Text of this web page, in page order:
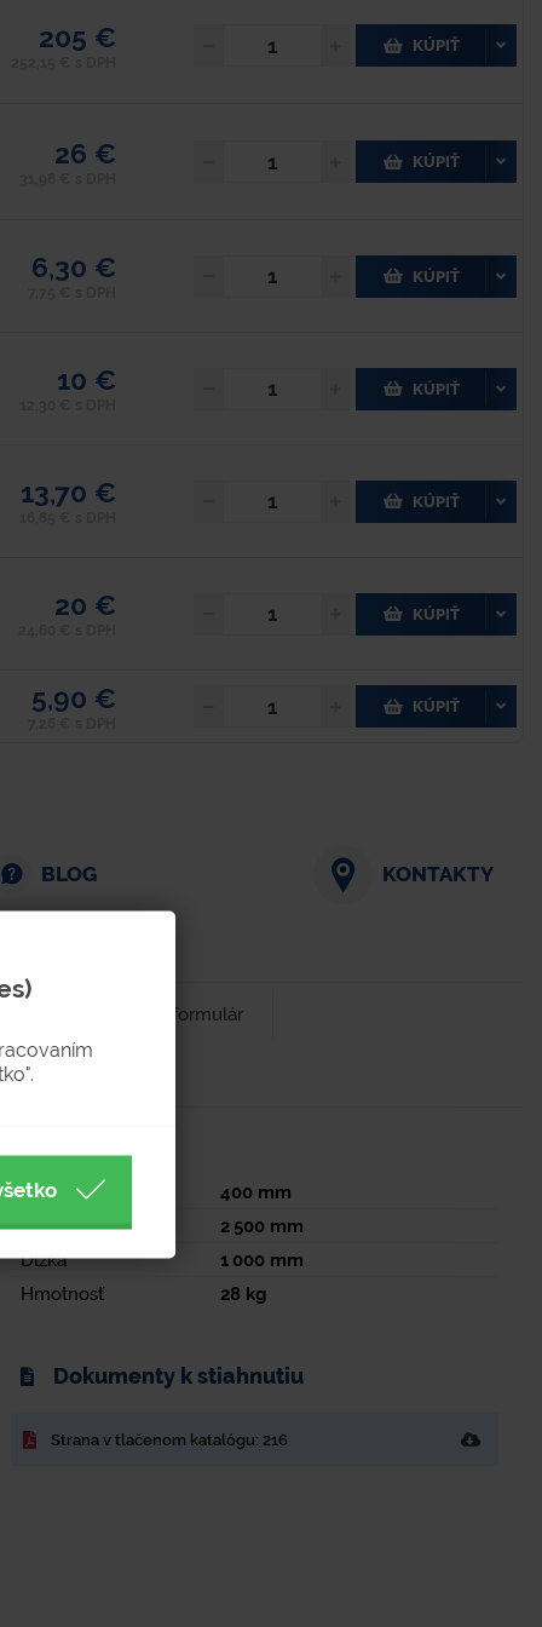
205 € KÚPIŤ
26 € KÚPIŤ
6,30 € KÚPIŤ
10 € KÚPIŤ
13,70 € KÚPIŤ
20 € KÚPIŤ
5,90 € KÚPIŤ
BLOG KONTAKTY
Dopytový formulár
Šírka 400 mm
Výška
2 500 mm
Dĺžka
1 000 mm
Hmotnosť
28 kg
Dokumenty k stiahnutiu
Strana v tlačenom katalógu: 216